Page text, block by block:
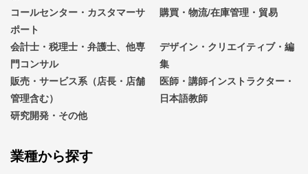
コールセンター・カスタマーサ
ポート
購買・物流/在庫管理・貿易
会計士・税理士・弁護士、他専
門コンサル
デザイン・クリエイティブ・編
集
販売・サービス系（店長・店舗
管理含む）
医師・講師インストラクター・
日本語教師
研究開発・その他
業種から探す